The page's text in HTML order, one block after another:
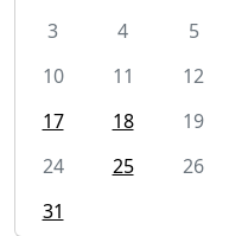
3
4 5
10
11 12
17
18 19
24
25 26
31